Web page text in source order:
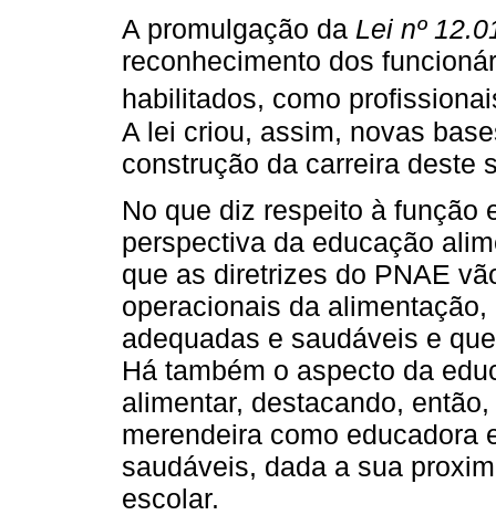
A promulgação da Lei nº
reconhecimento dos
habilitados, como
A lei criou, assim, novas
construção da carreira deste
No que diz respeito à função
perspectiva da educação
que as diretrizes do PNAE
operacionais da
adequadas e saudáveis e
Há também o aspecto da
alimentar, destacando,
merendeira como educadora
saudáveis, dada a sua
escolar.